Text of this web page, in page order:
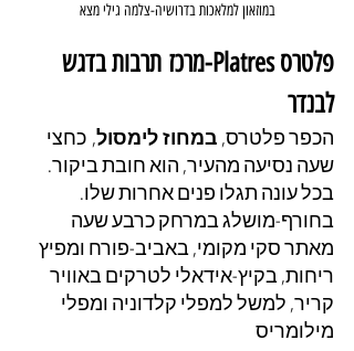
במוזאון למלאכות בדרושיה-צלמה גילי מצא
פלטרס Platres-מרכז תרבות בדגש
לבנדר
הכפר פלטרס, במחוז לימסול, כחצי
שעה נסיעה מהעיר, הוא חובת ביקור.
בכל עונה תגלו פנים אחרות שלו.
בחורף-מושלג במרחק כרבע שעה
מאתר סקי מקומי, באביב-פורח ומפיץ
ריחות, בקיץ-אידאלי לטרקים באוויר
קריר, למשל למפלי קלדוניה ומפלי
מילומריס